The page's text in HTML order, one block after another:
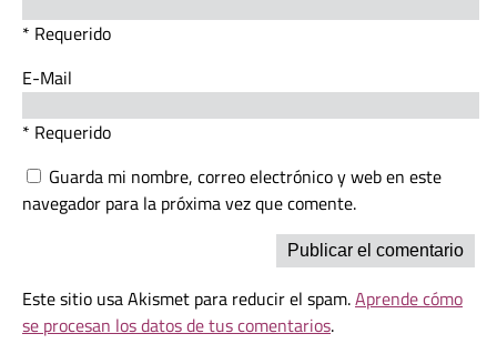
* Requerido
E-Mail
* Requerido
Guarda mi nombre, correo electrónico y web en este
navegador para la próxima vez que comente.
Este sitio usa Akismet para reducir el spam.Aprende cómo
se procesan los datos de tus comentarios.